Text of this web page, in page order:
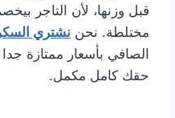
قبل وزنها، لأن التاجر
مختلطة. نحن نشتري
الصافي بأسعار ممتازة
حقك كامل مكمل.